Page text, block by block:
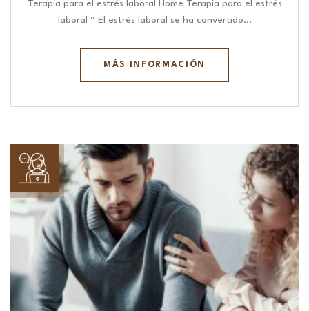
Terapia para el estrés laboral Home Terapia para el estrés
laboral “ El estrés laboral se ha convertido…
MÁS INFORMACIÓN